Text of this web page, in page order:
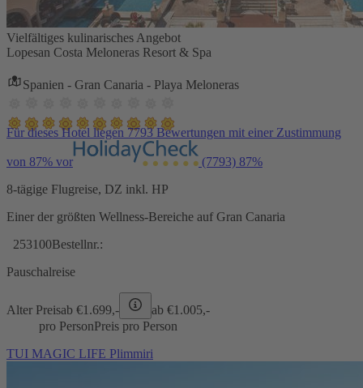
Vielfältiges kulinarisches Angebot
Lopesan Costa Meloneras Resort & Spa
Spanien - Gran Canaria - Playa Meloneras
Für dieses Hotel liegen 7793 Bewertungen mit einer Zustimmung
von 87% vor (7793) 87%
8-tägige Flugreise, DZ inkl. HP
Einer der größten Wellness-Bereiche auf Gran Canaria
253100Bestellnr.:
Pauschalreise
Alter Preisab €1.699,- ab €1.005,-
pro PersonPreis pro Person
TUI MAGIC LIFE Plimmiri